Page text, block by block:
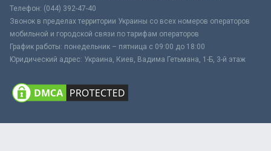
Телефон: (044) 392-47-40
Звонок в пределах территории Украины со всех номеров операторов
мобильной и городской связи по тарифам операторов
График работы: понедельник – пятница с 09:00 до 18:00
Юридический адрес: Украина, Киев, Вадима Гетьмана, 1-Б, 3-й этаж